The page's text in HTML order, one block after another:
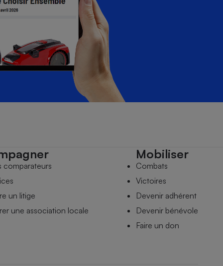
comparateurs
un litige
une association locale
Mobiliser
Combats
Victoires
Devenir adhérent
Devenir bénévole
Faire un don